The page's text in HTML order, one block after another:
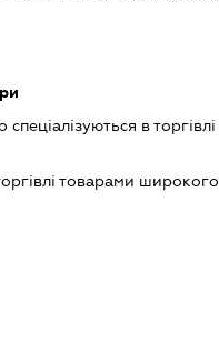
в торгівлі
товарами широкого